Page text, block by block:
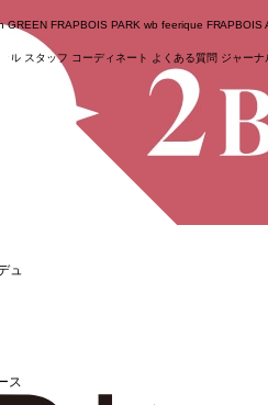
GREEN FRAPBOIS PARK wb feerique FRAPBOIS
ール スタッフ コーディネート よくある質問 ジャーナ
ュートリステス）
ス